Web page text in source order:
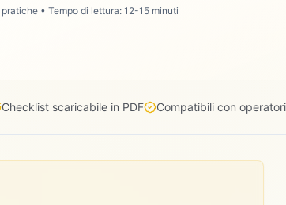
• Tempo di lettura: 12-15 minuti
Checklist scaricabile in PDF Compatibili con